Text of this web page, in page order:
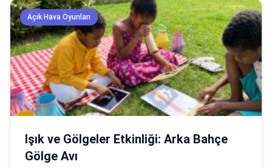
Açık Hava Oyunları
Işık ve Gölgeler Etkinliği: Arka Bahçe
Gölge Avı